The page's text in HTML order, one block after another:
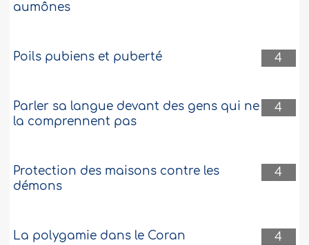
aumônes
4
Poils pubiens et puberté
4
Parler sa langue devant des gens qui ne
la comprennent pas
4
Protection des maisons contre les
démons
4
La polygamie dans le Coran